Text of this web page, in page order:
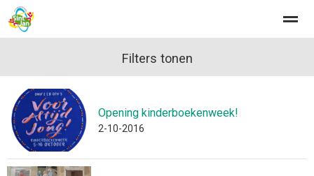
Home Zoeken Nieuws Agenda
Filters tonen
Opening kinderboekenweek!
2-10-2016